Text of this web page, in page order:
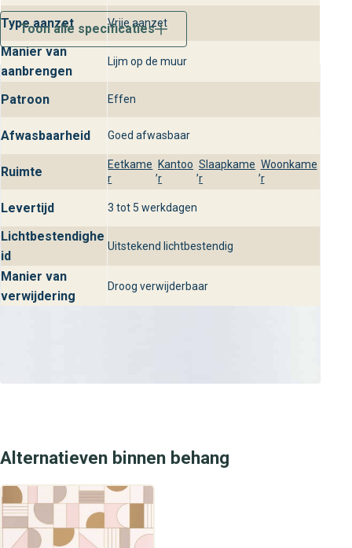
Bezoek behangplaza voor Labyrinth
Uni
Ontdek Labyrinth Uni uit de Labyrinth collectie in de
winkels van behangplaza. Onze specialisten staan voor je
klaar met persoonlijk advies zodat jij de perfecte
Type aanzet Vrije aanzet
Manier van
aanbrengen
Lijm op de muur
Patroon Effen
Afwasbaarheid Goed afwasbaar
Ruimte
Eetkame
r
,
Kantoo
r
,
Slaapkame
r
,
Woonkame
r
Levertijd 3 tot 5 werkdagen
Lichtbestendighe
id
Uitstekend lichtbestendig
Manier van
verwijdering
Droog verwijderbaar
Toon alle specificaties
Alternatieven binnen behang